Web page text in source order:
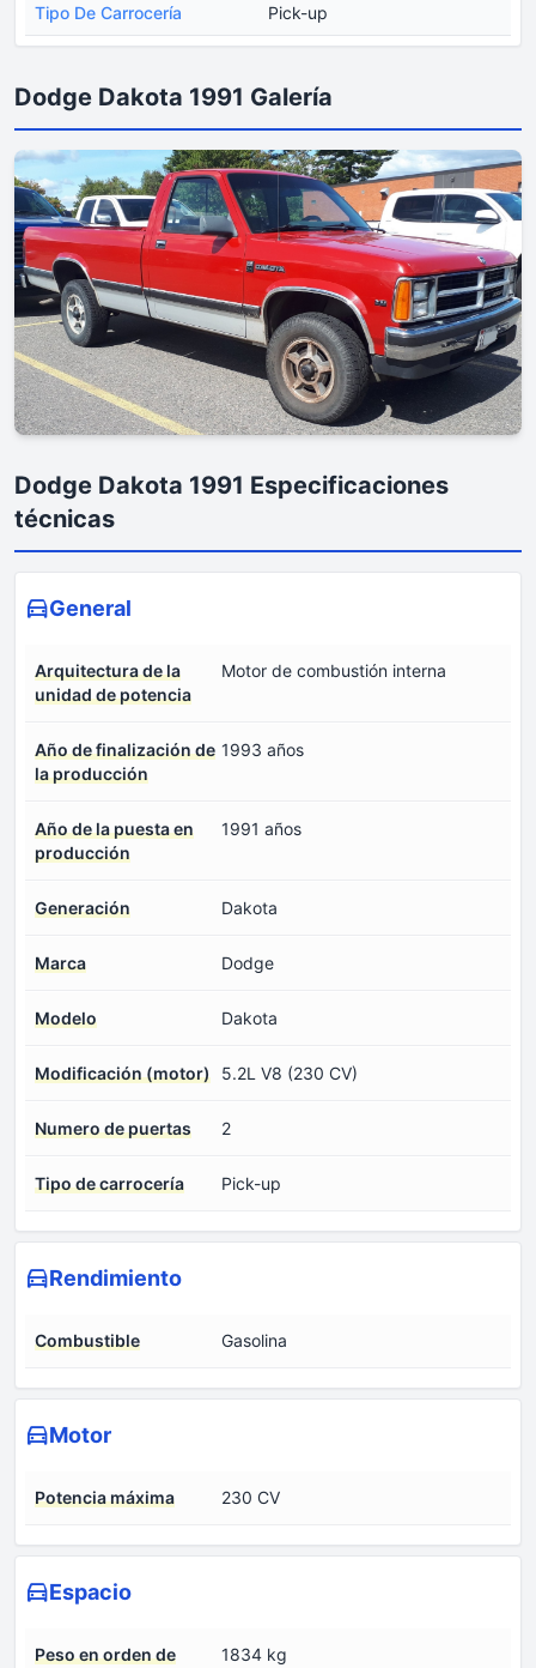
Tipo De Carrocería Pick-up
Dodge Dakota 1991 Galería
Dodge Dakota 1991 Especificaciones
técnicas
General
Arquitectura de la
unidad de potencia
Motor de combustión interna
Año de finalización de
la producción
1993 años
Año de la puesta en
producción
1991 años
Generación Dakota
Marca Dodge
Modelo Dakota
Modificación (motor) 5.2L V8 (230 CV)
Numero de puertas 2
Tipo de carrocería Pick-up
Rendimiento
Combustible Gasolina
Motor
Potencia máxima 230 CV
Espacio
Peso en orden de 1834 kg